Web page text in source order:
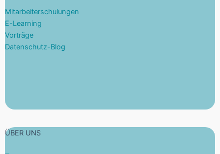
Mitarbeiterschulungen
E-Learning
Vorträge
Datenschutz-Blog
ÜBER UNS